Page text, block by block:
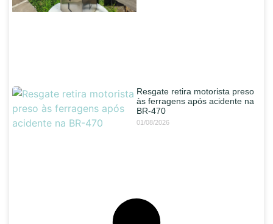
Resgate retira motorista preso
às ferragens após acidente na
BR-470
01/08/2026